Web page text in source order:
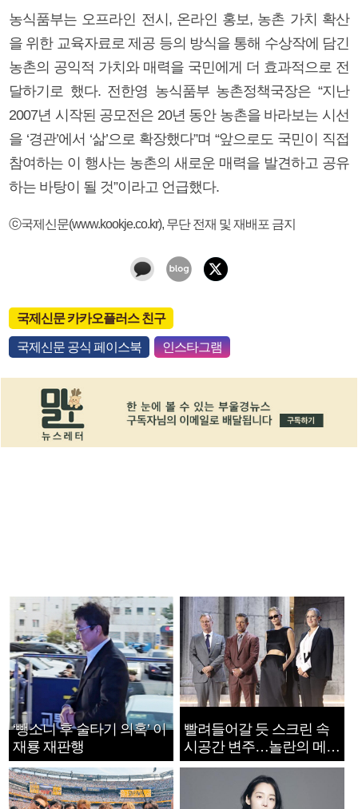
농식품부는 오프라인 전시, 온라인 홍보, 농촌 가치 확산
을 위한 교육자료로 제공 등의 방식을 통해 수상작에 담긴
농촌의 공익적 가치와 매력을 국민에게 더 효과적으로 전
달하기로 했다. 전한영 농식품부 농촌정책국장은 “지난
2007년 시작된 공모전은 20년 동안 농촌을 바라보는 시선
을 ‘경관’에서 ‘삶’으로 확장했다”며 “앞으로도 국민이 직접
참여하는 이 행사는 농촌의 새로운 매력을 발견하고 공유
하는 바탕이 될 것”이라고 언급했다.
ⓒ국제신문(www.kookje.co.kr), 무단 전재 및 재배포 금지
국제신문 카카오플러스 친구
국제신문 공식 페이스북 인스타그램
‘뺑소니 후 술타기 의혹’ 이
재룡 재판행
빨려들어갈 듯 스크린 속
시공간 변주…놀란의 메시
지는 ‘전쟁 속죄’